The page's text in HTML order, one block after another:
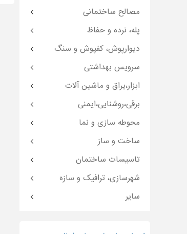
مصالح ساختمانی
پله، نرده و حفاظ
دیوارپوش، کفپوش و سنگ
سرویس بهداشتی
ابزار،یراق و ماشین آلات
برقی،روشنایی،ایمنی
محوطه سازی و نما
ساخت و ساز
تاسیسات ساختمان
شهرسازی، ترافیک و سازه
سایر